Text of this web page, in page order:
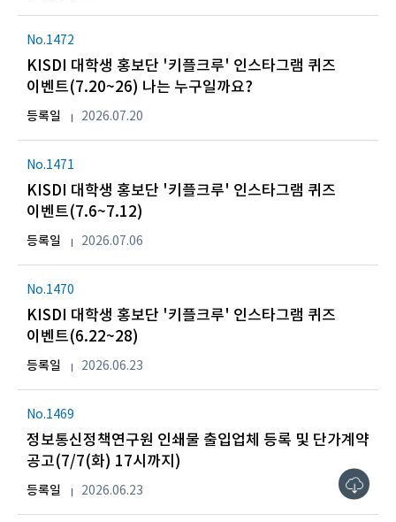
No.1472
KISDI 대학생 홍보단 '키플크루' 인스타그램 퀴즈
이벤트(7.20~26) 나는 누구일까요?
등록일 2026.07.20
No.1471
KISDI 대학생 홍보단 '키플크루' 인스타그램 퀴즈
이벤트(7.6~7.12)
등록일 2026.07.06
No.1470
KISDI 대학생 홍보단 '키플크루' 인스타그램 퀴즈
이벤트(6.22~28)
등록일 2026.06.23
No.1469
정보통신정책연구원 인쇄물 출입업체 등록 및 단가계약
공고(7/7(화) 17시까지)
등록일 2026.06.23